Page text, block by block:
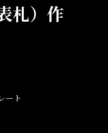
札）作
ート